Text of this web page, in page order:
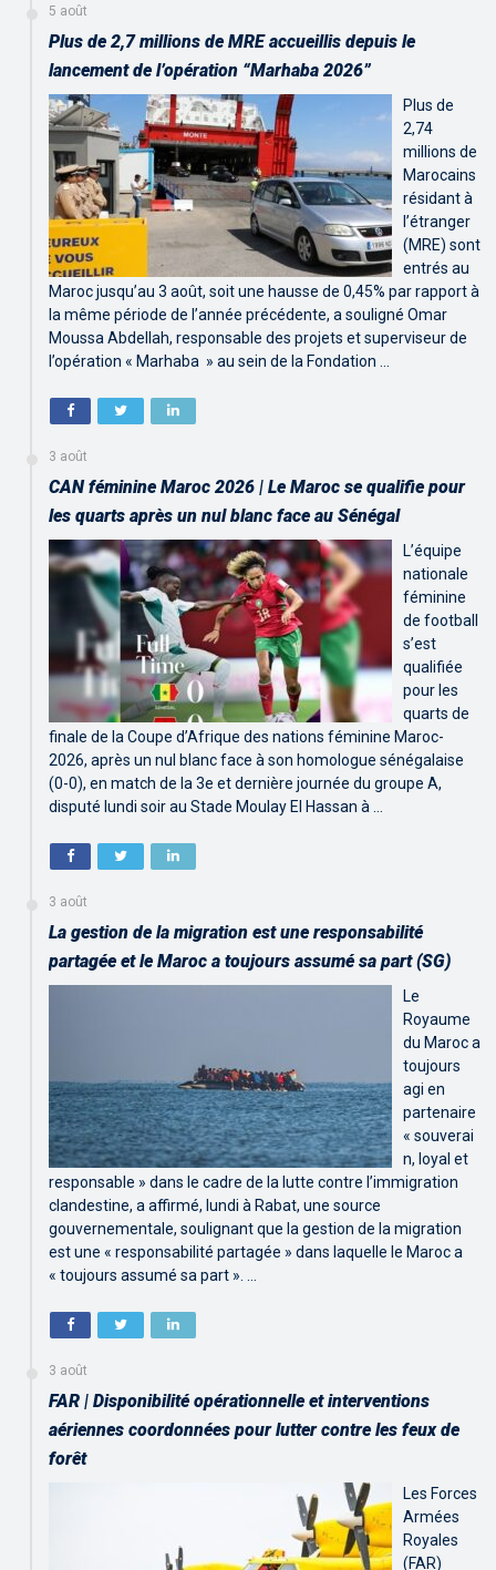
5 août
Plus de 2,7 millions de MRE accueillis depuis le
lancement de l’opération “Marhaba 2026”
Plus de
2,74
millions de
Marocains
résidant à
l’étranger
(MRE) sont
entrés au
Maroc jusqu’au 3 août, soit une hausse de 0,45% par rapport à
la même période de l’année précédente, a souligné Omar
Moussa Abdellah, responsable des projets et superviseur de
l’opération « Marhaba » au sein de la Fondation …
3 août
CAN féminine Maroc 2026 | Le Maroc se qualifie pour
les quarts après un nul blanc face au Sénégal
L’équipe
nationale
féminine
de football
s’est
qualifiée
pour les
quarts de
finale de la Coupe d’Afrique des nations féminine Maroc-
2026, après un nul blanc face à son homologue sénégalaise
(0-0), en match de la 3e et dernière journée du groupe A,
disputé lundi soir au Stade Moulay El Hassan à …
3 août
La gestion de la migration est une responsabilité
partagée et le Maroc a toujours assumé sa part (SG)
Le
Royaume
du Maroc a
toujours
agi en
partenaire
« souverai
n, loyal et
responsable » dans le cadre de la lutte contre l’immigration
clandestine, a affirmé, lundi à Rabat, une source
gouvernementale, soulignant que la gestion de la migration
est une « responsabilité partagée » dans laquelle le Maroc a
« toujours assumé sa part ». …
3 août
FAR | Disponibilité opérationnelle et interventions
aériennes coordonnées pour lutter contre les feux de
forêt
Les Forces
Armées
Royales
(FAR)